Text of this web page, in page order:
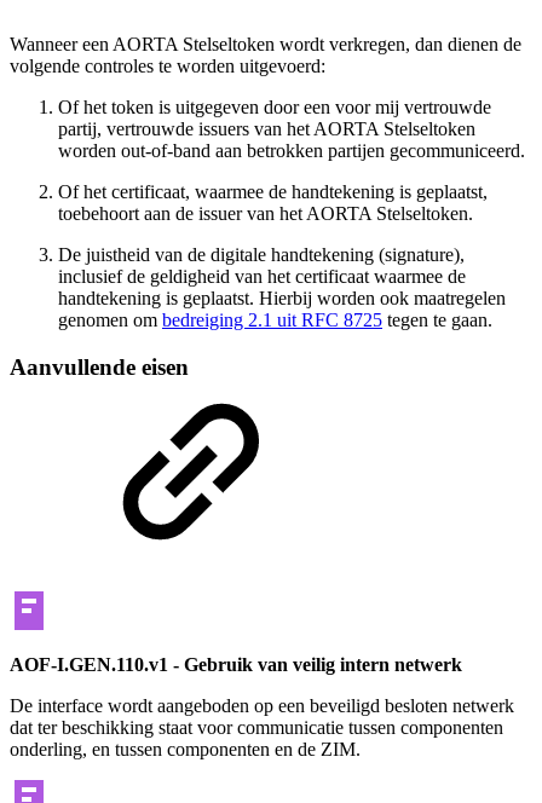
Wanneer een AORTA Stelseltoken wordt verkregen, dan dienen de
volgende controles te worden uitgevoerd:
Of het token is uitgegeven door een voor mij vertrouwde
partij, vertrouwde issuers van het AORTA Stelseltoken
worden out-of-band aan betrokken partijen gecommuniceerd.
Of het certificaat, waarmee de handtekening is geplaatst,
toebehoort aan de issuer van het AORTA Stelseltoken.
De juistheid van de digitale handtekening (signature),
inclusief de geldigheid van het certificaat waarmee de
handtekening is geplaatst. Hierbij worden ook maatregelen
genomen om bedreiging 2.1 uit RFC 8725 tegen te gaan.
Aanvullende eisen
AOF-I.GEN.110.v1 - Gebruik van veilig intern netwerk
De interface wordt aangeboden op een beveiligd besloten netwerk
dat ter beschikking staat voor communicatie tussen componenten
onderling, en tussen componenten en de ZIM.